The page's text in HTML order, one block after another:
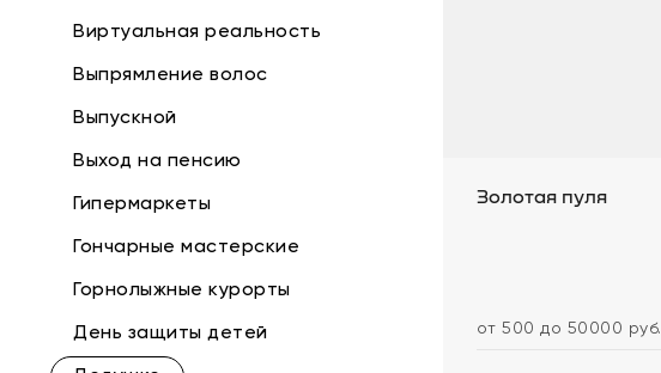
Виртуальная реальность
Выпрямление волос
Выпускной
Выход на пенсию
Гипермаркеты
Гончарные мастерские
Горнолыжные курорты
День защиты детей
Золотая пуля
от 500 до 50000 руб.